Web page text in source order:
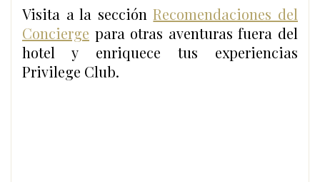
Visita a la secciónRecomendaciones del
Concierge para otras aventuras fuera del
hotel y enriquece tus experiencias
Privilege Club.